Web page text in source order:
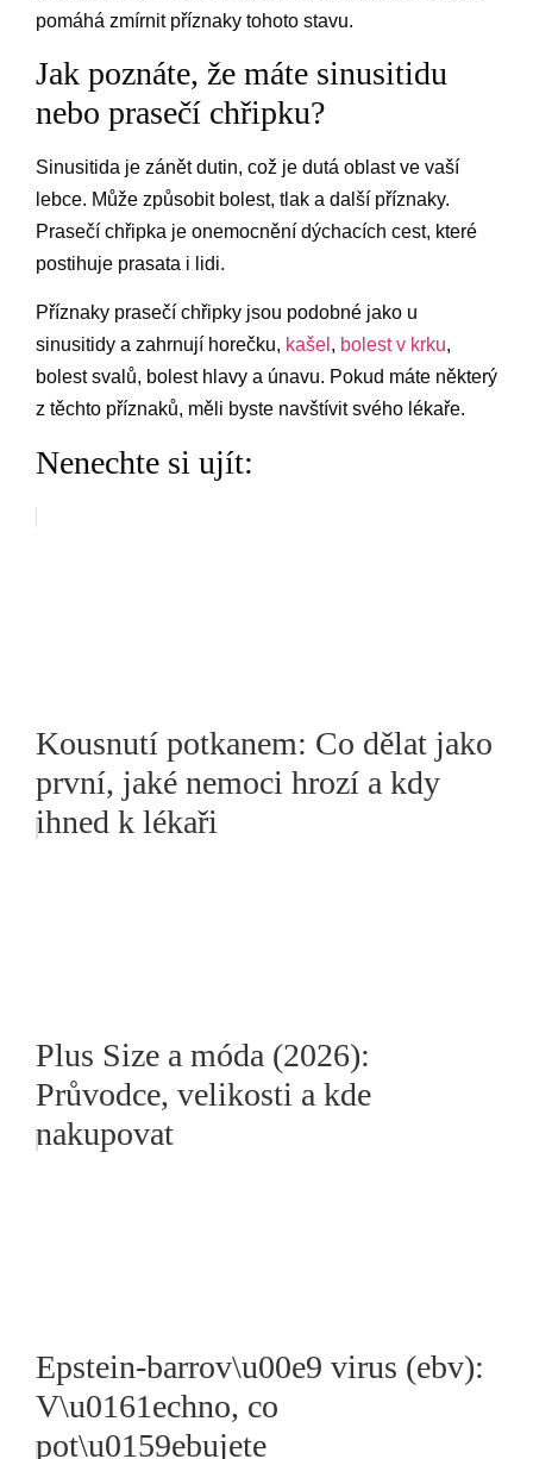
pomáhá zmírnit příznaky tohoto stavu.
Jak poznáte, že máte sinusitidu
nebo prasečí chřipku?
Sinusitida je zánět dutin, což je dutá oblast ve vaší
lebce. Může způsobit bolest, tlak a další příznaky.
Prasečí chřipka je onemocnění dýchacích cest, které
postihuje prasata i lidi.
Příznaky prasečí chřipky jsou podobné jako u
sinusitidy a zahrnují horečku, kašel , bolest v krku,
bolest svalů, bolest hlavy a únavu. Pokud máte některý
z těchto příznaků, měli byste navštívit svého lékaře.
Nenechte si ujít:
Kousnutí potkanem: Co dělat jako
první, jaké nemoci hrozí a kdy
ihned k lékaři
Plus Size a móda (2026):
Průvodce, velikosti a kde
nakupovat
Epstein-barrov\u00e9 virus (ebv):
V\u0161echno, co
pot\u0159ebujete